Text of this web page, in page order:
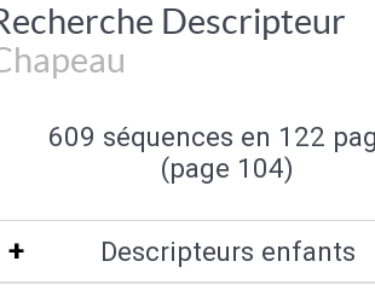
Descripteur
609 séquences en 122
(page 104)
Descripteurs enfants